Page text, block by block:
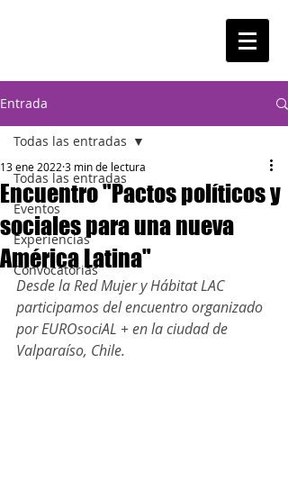
Entrada
Todas las entradas
Eventos
Experiencias
Convocatorias
Todas las entradas
Encuentro "Pactos políticos y
sociales para una nueva
América Latina"
13 ene 2022 3 min de lectura
Desde la Red Mujer y Hábitat LAC
participamos del encuentro organizado
por EUROsociAL + en la ciudad de
Valparaíso, Chile.